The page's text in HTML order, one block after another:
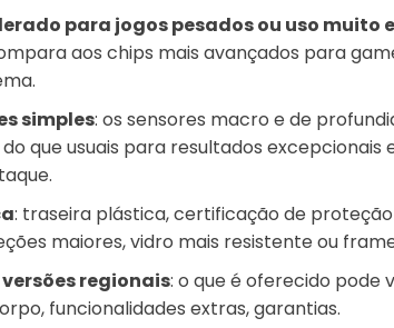
para jogos pesados ou uso muito
aos chips mais avançados para
simples: os sensores macro e de
que usuais para resultados excepcionais
: traseira plástica, certificação de
maiores, vidro mais resistente ou
regionais: o que é oferecido pode
funcionalidades extras, garantias.